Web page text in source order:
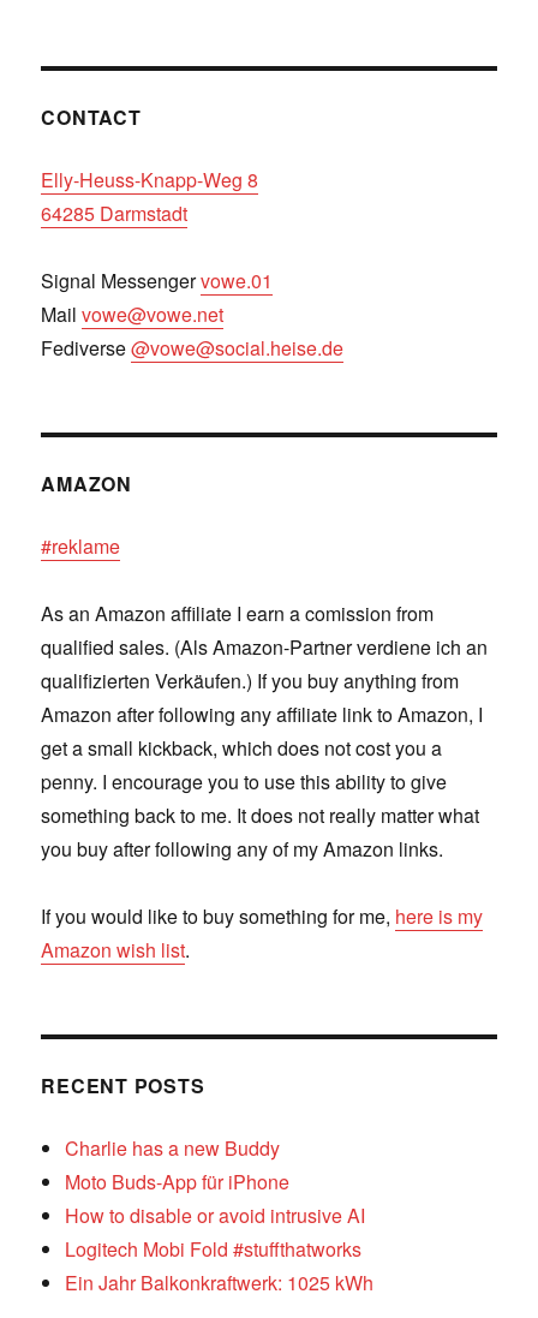
CONTACT
Elly-Heuss-Knapp-Weg 8
64285 Darmstadt
Signal Messengervowe.01
Mailvowe@vowe.net
Fediverse@vowe@social.heise.de
AMAZON
#reklame
As an Amazon affiliate I earn a comission from
qualified sales. (Als Amazon-Partner verdiene ich an
qualifizierten Verkäufen.) If you buy anything from
Amazon after following any affiliate link to Amazon, I
get a small kickback, which does not cost you a
penny. I encourage you to use this ability to give
something back to me. It does not really matter what
you buy after following any of my Amazon links.
If you would like to buy something for me, here is my
Amazon wish list.
RECENT POSTS
Charlie has a new Buddy
Moto Buds-App für iPhone
How to disable or avoid intrusive AI
Logitech Mobi Fold #stuffthatworks
Ein Jahr Balkonkraftwerk: 1025 kWh